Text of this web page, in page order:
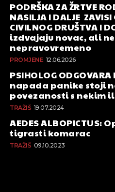
PODRŠKA ZA ŽRTVE
NASILJA I DALJE
CIVILNOG DRUŠTVA I
izdvajaju novac, ali
nepravovremeno
PROMJENE 12.06.2026
PSIHOLOG
napada panike stoji
povezanosti s nekim
TRAŽIŠ 19.07.2024
AEDES ALBOPICTUS:
tigrasti komarac
TRAŽIŠ 09.10.2023